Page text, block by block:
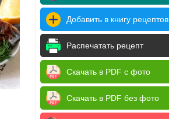
Добавить в книгу рецептов
Распечатать рецепт
Скачать в PDF с фото
Скачать в PDF без фото